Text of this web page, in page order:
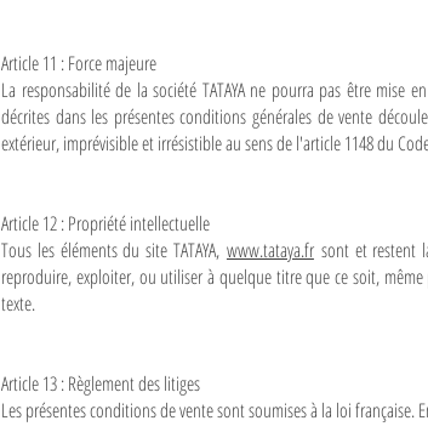
Article 11 : Force majeure
La responsabilité de la société TATAYA ne pourra pas être
décrites dans les présentes conditions générales de vente
extérieur, imprévisible et irrésistible au sens de l'article 1148 du
Article 12 : Propriété intellectuelle
Tous les éléments du site TATAYA, www.tataya.frsont et restent
reproduire, exploiter, ou utiliser à quelque titre que ce soit,
texte.
Article 13 : Règlement des litiges
Les présentes conditions de vente sont soumises à la loi